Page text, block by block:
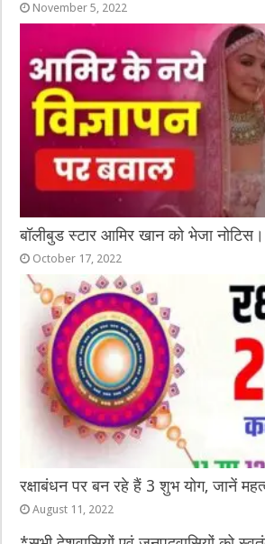
November 5, 2022
बॉलीबुड स्टार आमिर खान को भेजा नोटिस।
October 17, 2022
रक्षाबंधन पर बन रहे हैं 3 शुभ योग, जानें
August 11, 2022